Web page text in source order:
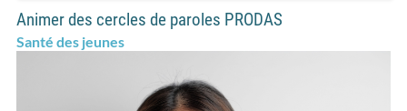
Animer des cercles de paroles PRODAS
Santé des jeunes